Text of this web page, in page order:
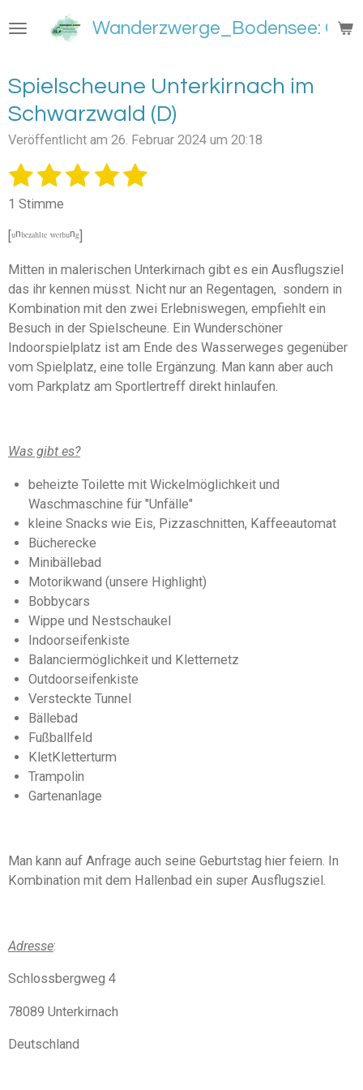
Hauptinhalt
Wanderzwerge_Bodensee:
Spielscheune Unterkirnach im
Schwarzwald (D)
Veröffentlicht am 26. Februar 2024 um 20:18
B
e
w
e
t
u
n
g
:
5
S
r
1
S
t
e
r
n
2
S
t
r
n
e
3
t
r
n
e
4
r
n
e
5
r
n
e
B
u
n
g
a
b
s
e
n
d
1 Stimme
[ᵘⁿᵇᵉᶻᵃʰˡᵗᵉ ʷᵉʳᵇᵘⁿᵍ]
Mitten in malerischen Unterkirnach gibt es ein Ausflugsziel
das ihr kennen müsst. Nicht nur an Regentagen, sondern in
Kombination mit den zwei Erlebniswegen, empfiehlt ein
Besuch in der Spielscheune. Ein Wunderschöner
Indoorspielplatz ist am Ende des Wasserweges gegenüber
vom Spielplatz, eine tolle Ergänzung. Man kann aber auch
vom Parkplatz am Sportlertreff direkt hinlaufen.
Was gibt es?
beheizte Toilette mit Wickelmöglichkeit und
Waschmaschine für "Unfälle"
kleine Snacks wie Eis, Pizzaschnitten, Kaffeeautomat
Bücherecke
Minibällebad
Motorikwand (unsere Highlight)
Bobbycars
Wippe und Nestschaukel
Indoorseifenkiste
Balanciermöglichkeit und Kletternetz
Outdoorseifenkiste
Versteckte Tunnel
Bällebad
Fußballfeld
KletKletterturm
Trampolin
Gartenanlage
Man kann auf Anfrage auch seine Geburtstag hier feiern. In
Kombination mit dem Hallenbad ein super Ausflugsziel.
Adresse:
Schlossbergweg 4
78089 Unterkirnach
Deutschland